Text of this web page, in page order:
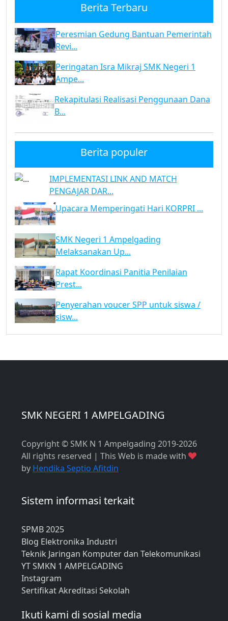
Berita Terbaru
Peresmian Gedung Bantuan Pemerintah
Revi...
Peringatan Isra Mikraj SMK Negeri 1
Ampe...
Rekapitulasi Realisasi Penggunaan Dana
B...
Berita populer
IMPLEMENTASI LINK AND MATCH
PENGAJAR DAR...
Upacara Memperingati Hari KORPRI ...
SMK Negeri 1 Ampelgading
Melaksanakan Up...
Rapat Koordinasi Panitia Penilaian
Prest...
Penyerahan voucer SPP untuk siswa /
sisw...
SMK NEGERI 1 AMPELGADING
Copyright © SMK N 1 Ampelgading 2019-2026
All rights reserved | This Web is made with
by Hendika Septio Afitdin
Sistem informasi terkait
SPMB 2025
Blog Elektronika Industri
Teknik Jaringan Komputer dan Telekomunikasi
YT SMKN 1 AMPELGADING
Instagram
Sertifikat Akreditasi Sekolah
Ikuti kami di sosial media